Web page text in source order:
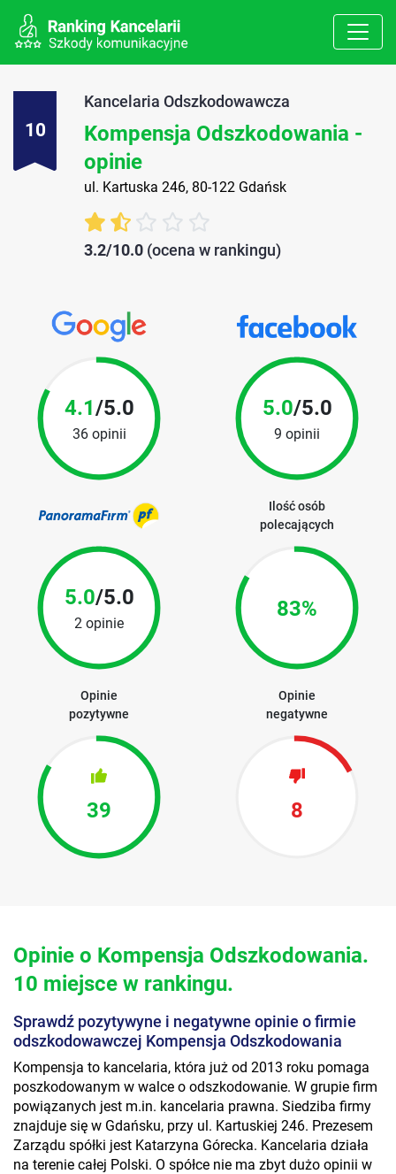
10
Kancelaria Odszkodowawcza
Kompensja Odszkodowania -
opinie
ul. Kartuska 246, 80-122 Gdańsk
3.2/10.0 (ocena w rankingu)
4.1/5.0
36 opinii
5.0/5.0
9 opinii
5.0/5.0
2 opinie
Ilość osób
polecających
83%
Opinie
pozytywne
39
Opinie
negatywne
8
Opinie o Kompensja Odszkodowania.
10 miejsce w rankingu.
Sprawdź pozytywyne i negatywne opinie o firmie
odszkodowawczej Kompensja Odszkodowania
Kompensja to kancelaria, która już od 2013 roku pomaga
poszkodowanym w walce o odszkodowanie. W grupie firm
powiązanych jest m.in. kancelaria prawna. Siedziba firmy
znajduje się w Gdańsku, przy ul. Kartuskiej 246. Prezesem
Zarządu spółki jest Katarzyna Górecka. Kancelaria działa
na terenie całej Polski. O spółce nie ma zbyt dużo opinii w